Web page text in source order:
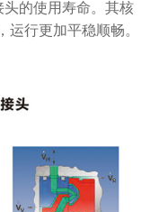
联系我们
的使用寿命。其核
运行更加平稳顺畅。